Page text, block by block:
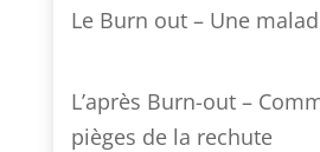
Le Burn out – Une
L’après Burn-out –
pièges de la rechute